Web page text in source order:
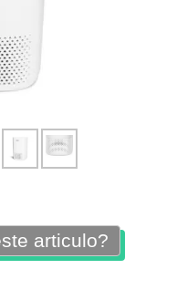
articulo?